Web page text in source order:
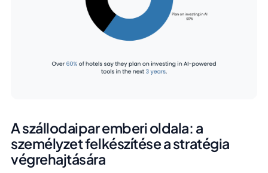
A szállodaipar emberi oldala: a
személyzet felkészítése a stratégia
végrehajtására